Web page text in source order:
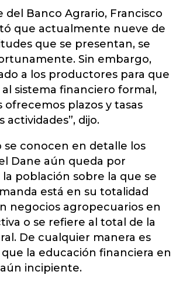
del Banco Agrario, Francisco
que actualmente nueve de
que se presentan, se
Sin embargo,
a los productores para que
sistema financiero formal,
ofrecemos plazos y tasas
actividades”, dijo.
se conocen en detalle los
Dane aún queda por
población sobre la que se
está en su totalidad
negocios agropecuarios en
o se refiere al total de la
De cualquier manera es
la educación financiera en
incipiente.